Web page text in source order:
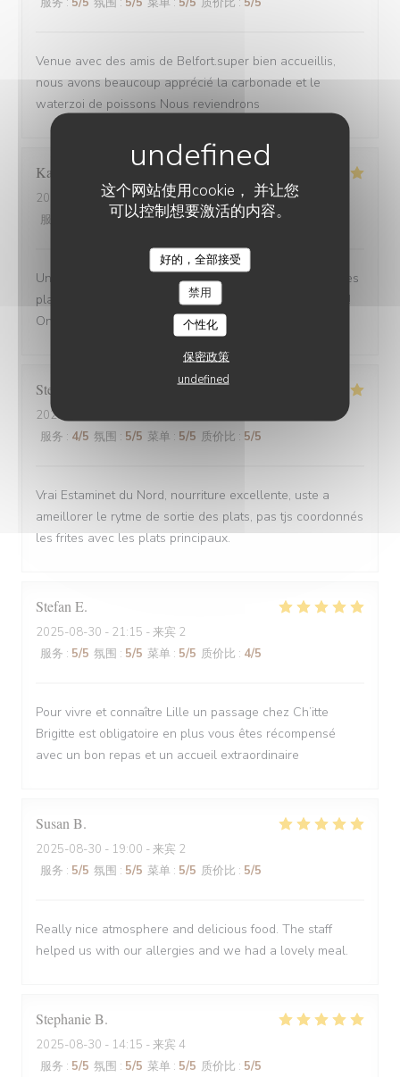
这个网站使用cookie， 并让您
可以控制想要激活的内容。
好的，全部接受
禁用
个性化
保密政策
undefined
Venue avec des amis de Belfort.super bien accueillis,
nous avons beaucoup apprécié la carbonade et le
waterzoi de poissons Nous reviendrons
Karine
2025-08-30- 21:15 - 来宾 4
服务
氛围: 5/5 菜单:5/5 质价比: 5 /5
Une adresse a absolument découvrir ! Une ambiance,des
plats tous délicieux,un personnel attentionné et réactif !!
On reviendra....
Stefano
2025-08-30
服务 : 4/5 氛围 : 5/5 菜单 : 5/5 质价比 : 5/5
Vrai Estaminet du Nord, nourriture excellente, uste a
ameillorer le rytme de sortie des plats, pas tjs coordonnés
les frites avec les plats principaux.
Stefan E
2025-08-30 - 21:15 - 来宾 2
服务 : 5/5 氛围 : 5/5 菜单 : 5/5 质价比 : 4/5
Pour vivre et connaître Lille un passage chez Ch’itte
Brigitte est obligatoire en plus vous êtes récompensé
avec un bon repas et un accueil extraordinaire
Susan B
2025-08-30 - 19:00 - 来宾 2
服务 : 5/5 氛围 : 5/5 菜单 : 5/5 质价比 : 5/5
Really nice atmosphere and delicious food. The staff
helped us with our allergies and we had a lovely meal.
StephanieB
2025-08-30 - 14:15 - 来宾 4
服务 : 5/5 氛围 : 5/5 菜单 : 5/5 质价比 : 5/5